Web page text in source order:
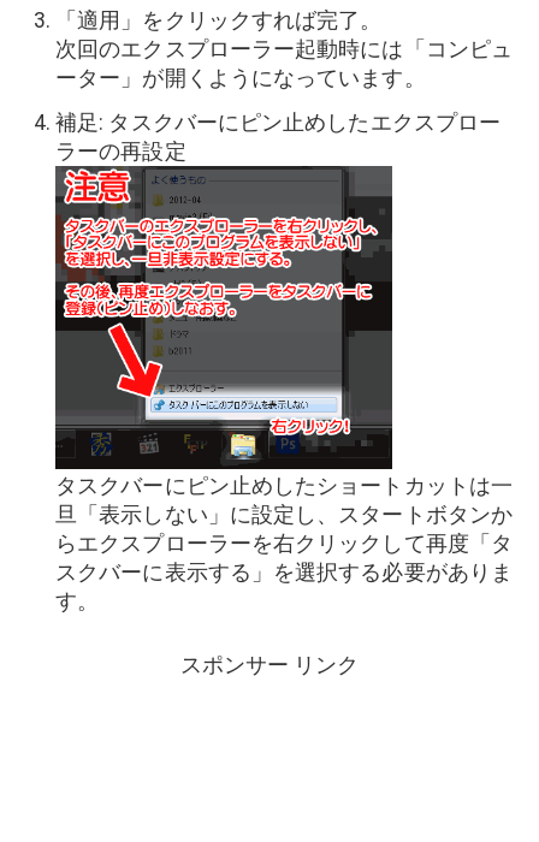
「適用」をクリックすれば完了。
次回のエクスプローラー起動時には「コンピュ
ーター」が開くようになっています。
補足: タスクバーにピン止めしたエクスプロー
ラーの再設定
タスクバーにピン止めしたショートカットは一
旦「表示しない」に設定し、スタートボタンか
らエクスプローラーを右クリックして再度「タ
スクバーに表示する」を選択する必要がありま
す。
スポンサー リンク